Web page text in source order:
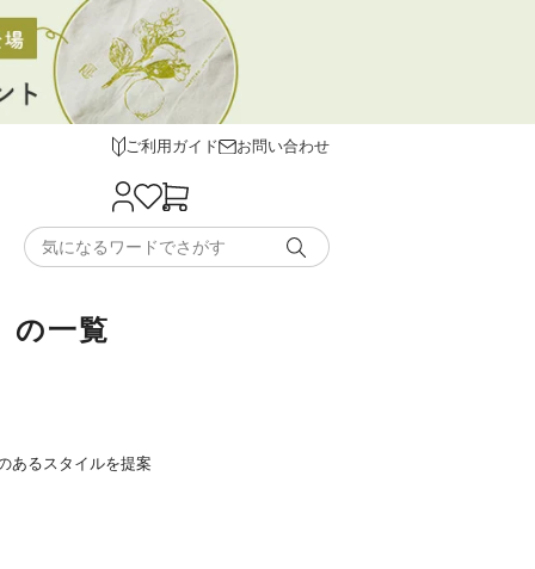
ご利用ガイド お問い合わせ
の一覧
あるスタイルを提案